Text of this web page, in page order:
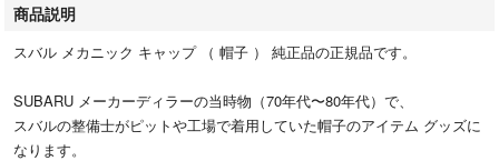
商品説明
スバル メカニック キャップ （ 帽子 ） 純正品の正規品です。
SUBARU メーカーディラーの当時物（70年代〜80年代）で、
スバルの整備士がピットや工場で着用していた帽子のアイテム グッズに
なります。